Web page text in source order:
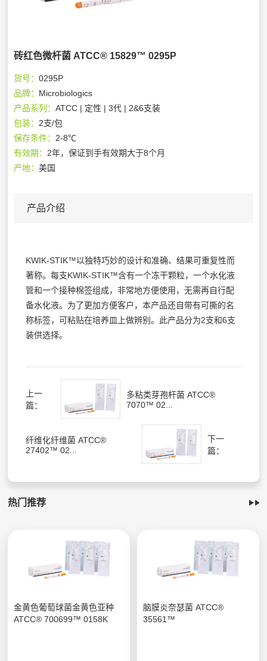
砖红色微杆菌 ATCC® 15829™ 0295P
货号：0295P
品牌： Microbiologics
产品系列：ATCC | 定性 | 3代 | 2&6支装
包装： 2支/包
保存条件： 2-8℃
有效期： 2年，保证到手有效期大于8个月
产地：美国
产品介绍
KWIK-STIK™以独特巧妙的设计和准确、结果可重复性而
著称。每支KWIK-STIK™含有一个冻干颗粒，一个水化液
管和一个接种棉签组成，非常地方便使用，无需再自行配
备水化液。为了更加方便客户，本产品还自带有可撕的名
称标签，可粘贴在培养皿上做辨别。此产品分为2支和6支
装供选择。
上一
篇：
多粘类芽孢杆菌 ATCC®
7070™ 02...
纤维化纤维菌 ATCC®
27402™ 02...
下一
篇：
热门推荐
金黄色葡萄球菌金黄色亚种
ATCC® 700699™ 0158K
脑膜炎奈瑟菌 ATCC®
35561™